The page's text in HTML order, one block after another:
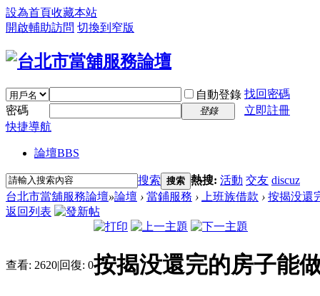
設為首頁收藏本站
開啟輔助訪問 切換到窄版
自動登錄 找回密碼
密碼
登錄
立即註冊
快捷導航
論壇BBS
搜索 搜索 熱搜: 活動 交友 discuz
台北市當舖服務論壇»論壇 › 當鋪服務 › 上班族借款 › 按揭没還
返回列表
查看: 2620|回復: 0按揭没還完的房子能